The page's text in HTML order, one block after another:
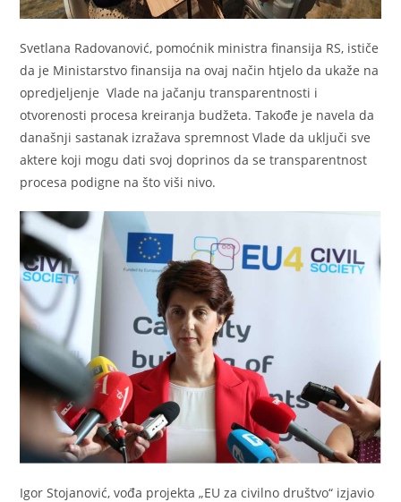
Svetlana Radovanović, pomoćnik ministra finansija RS, ističe
da je Ministarstvo finansija na ovaj način htjelo da ukaže na
opredjeljenje Vlade na jačanju transparentnosti i
otvorenosti procesa kreiranja budžeta. Takođe je navela da
današnji sastanak izražava spremnost Vlade da uključi sve
aktere koji mogu dati svoj doprinos da se transparentnost
procesa podigne na što viši nivo.
Igor Stojanović, vođa projekta „EU za civilno društvo“ izjavio